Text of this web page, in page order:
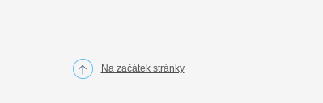
Na začátek stránky